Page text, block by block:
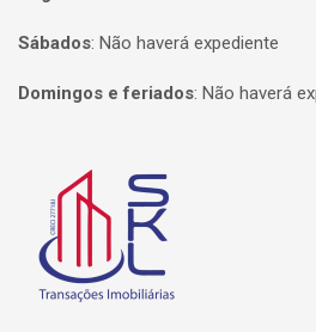
Sábados: Não haverá expediente
Domingos e feriados: Não haverá
Página inicial